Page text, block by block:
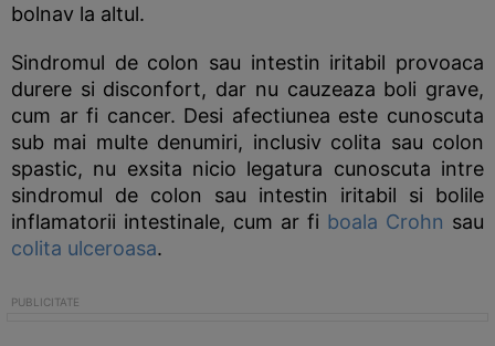
bolnav la altul.
Sindromul de colon sau intestin iritabil provoaca
durere si disconfort, dar nu cauzeaza boli grave,
cum ar fi cancer. Desi afectiunea este cunoscuta
sub mai multe denumiri, inclusiv colita sau colon
spastic, nu exsita nicio legatura cunoscuta intre
sindromul de colon sau intestin iritabil si bolile
inflamatorii intestinale, cum ar fi boala Crohn sau
colita ulceroasa.